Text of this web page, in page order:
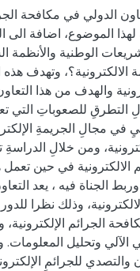
الدولي في مكافحة
الموضوع، اضافة الى
الوطنية والأنظمة
وتهدف
والهدف من هذا
التطرقِ للصعوباتِ التي
في مجالِ الجريمةِ
ومن خلالِ الدراسةِ
الالكترونية في حين
وربط الجناة فيه ، يعد
وذلك نظرا
الجرائم
الآلي وتحليل
للجرائمِ